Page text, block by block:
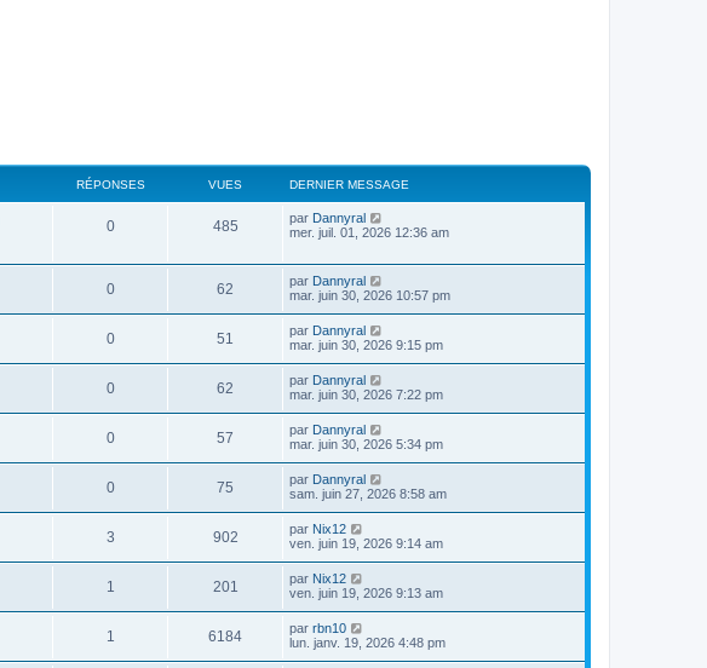
RÉPONSES VUES DERNIER MESSAGE
0 485 par Dannyral
mer. juil. 01, 2026 12:36 am
0 62 par Dannyral
mar. juin 30, 2026 10:57 pm
0 51 par Dannyral
mar. juin 30, 2026 9:15 pm
0 62 par Dannyral
mar. juin 30, 2026 7:22 pm
0 57 par Dannyral
mar. juin 30, 2026 5:34 pm
0 75 par Dannyral
sam. juin 27, 2026 8:58 am
3 902 par Nix12
ven. juin 19, 2026 9:14 am
1 201 par Nix12
ven. juin 19, 2026 9:13 am
1 6184 par rbn10
lun. janv. 19, 2026 4:48 pm